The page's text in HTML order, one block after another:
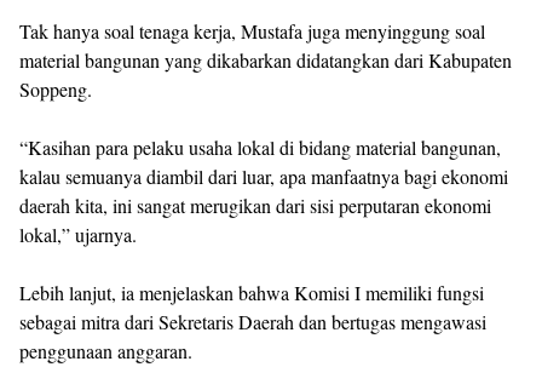
Tak hanya soal tenaga kerja, Mustafa juga menyinggung soal
material bangunan yang dikabarkan didatangkan dari Kabupaten
Soppeng.
“Kasihan para pelaku usaha lokal di bidang material bangunan,
kalau semuanya diambil dari luar, apa manfaatnya bagi ekonomi
daerah kita, ini sangat merugikan dari sisi perputaran ekonomi
lokal,” ujarnya.
Lebih lanjut, ia menjelaskan bahwa Komisi I memiliki fungsi
sebagai mitra dari Sekretaris Daerah dan bertugas mengawasi
penggunaan anggaran.